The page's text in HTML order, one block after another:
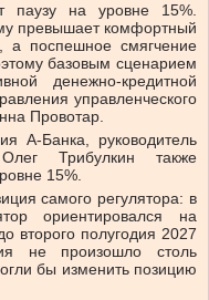
паузу на уровне 15%.
превышает комфортный
а поспешное смягчение
базовым сценарием
денежно-кредитной
управленческого
Провотар.
А-Банка, руководитель
Трибулкин также
15%.
самого регулятора: в
ориентировался на
второго полугодия 2027
не произошло столь
бы изменить позицию